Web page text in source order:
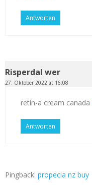
Antworten
Risperdal wer
27. Oktober 2022 at 16:08
retin-a cream canada
Antworten
Pingback: propecia nz buy